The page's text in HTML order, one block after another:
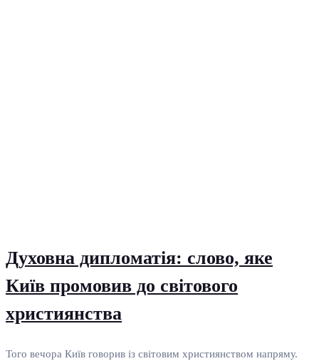
Духовна дипломатія: слово, яке
Київ промовив до світового
християнства
Того вечора Київ говорив із світовим християнством напряму.